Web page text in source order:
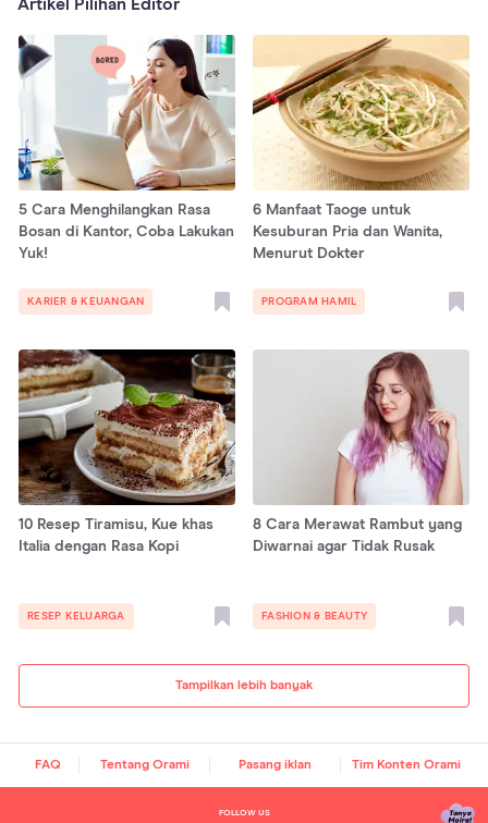
Artikel Pilihan Editor
Tampilkan lebih banyak
5 Cara Menghilangkan Rasa
Bosan di Kantor, Coba Lakukan
Yuk!
KARIER & KEUANGAN
6 Manfaat Taoge untuk
Kesuburan Pria dan Wanita,
Menurut Dokter
PROGRAM HAMIL
10 Resep Tiramisu, Kue khas
Italia dengan Rasa Kopi
RESEP KELUARGA
8 Cara Merawat Rambut yang
Diwarnai agar Tidak Rusak
FASHION & BEAUTY
FAQ Tentang Orami Pasang iklan Tim Konten Orami
FOLLOW US